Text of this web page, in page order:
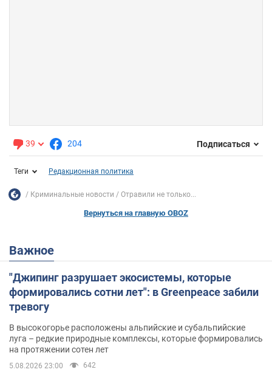
39 204 Подписаться
Теги Редакционная политика
Криминальные новости Отравили не только...
Вернуться на главную OBOZ
Важное
"Джипинг разрушает экосистемы, которые
формировались сотни лет": в Greenpeace забили
тревогу
В высокогорье расположены альпийские и субальпийские
луга – редкие природные комплексы, которые формировались
на протяжении сотен лет
5.08.2026 23:00 642